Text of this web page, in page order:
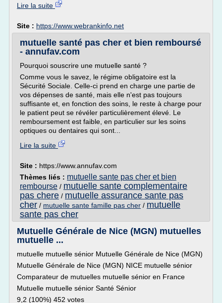
Lire la suite
Site : https://www.webrankinfo.net
mutuelle santé pas cher et bien remboursé
- annufav.com
Pourquoi souscrire une mutuelle santé ?
Comme vous le savez, le régime obligatoire est la
Sécurité Sociale. Celle-ci prend en charge une partie de
vos dépenses de santé, mais elle n'est pas toujours
suffisante et, en fonction des soins, le reste à charge pour
le patient peut se révéler particulièrement élevé. Le
remboursement est faible, en particulier sur les soins
optiques ou dentaires qui sont...
Lire la suite
Site : https://www.annufav.com
Thèmes liés : mutuelle sante pas cher et bien
rembourse / mutuelle sante complementaire
pas chere / mutuelle assurance sante pas
cher / mutuelle sante famille pas cher / mutuelle
sante pas cher
Mutuelle Générale de Nice (MGN) mutuelles
mutuelle ...
mutuelle mutuelle sénior Mutuelle Générale de Nice (MGN)
Mutuelle Générale de Nice (MGN) NICE mutuelle sénior
Comparateur de mutuelles mutuelle sénior en France
Mutuelle mutuelle sénior Santé Sénior
9,2 (100%) 452 votes